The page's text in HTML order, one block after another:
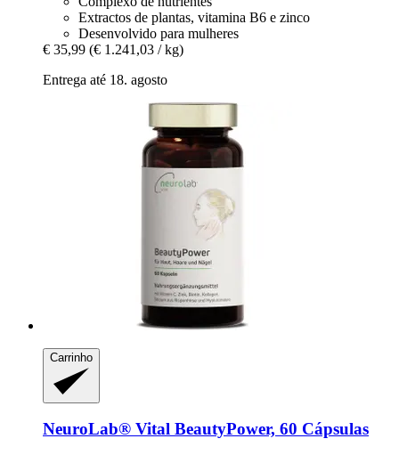
Extractos de plantas, vitamina B6 e zinco
Desenvolvido para mulheres
€ 35,99 (€ 1.241,03 / kg)
Entrega até 18. agosto
Carrinho
NeuroLab® Vital BeautyPower, 60 Cápsulas